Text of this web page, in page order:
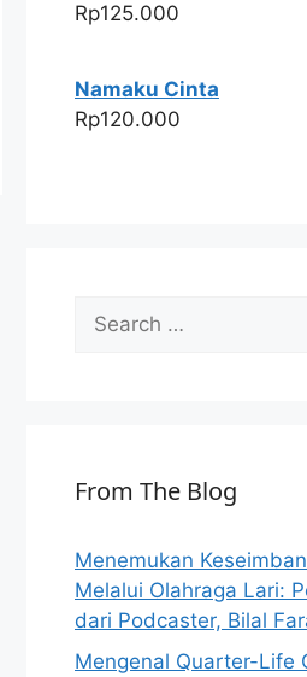
Rp125.000
Namaku Cinta
Rp120.000
Search
for:
From The Blog
Menemukan
Melalui Olahraga Lari:
dari Podcaster, Bilal
Mengenal Quarter-Life